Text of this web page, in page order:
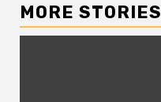
MORE STORIES